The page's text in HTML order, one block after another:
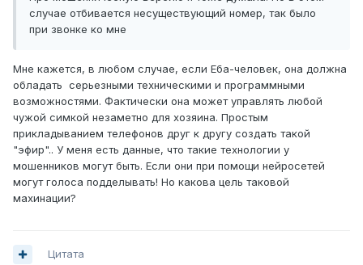
случае отбивается несуществующий номер, так было
при звонке ко мне
Мне кажется, в любом случае, если Еба-человек, она должна
обладать серьезными техническими и программными
возможностями. Фактически она может управлять любой
чужой симкой незаметно для хозяина. Простым
прикладыванием телефонов друг к другу создать такой
"эфир".. У меня есть данные, что такие технологии у
мошенников могут быть. Если они при помощи нейросетей
могут голоса подделывать! Но какова цель таковой
махинации?
Цитата